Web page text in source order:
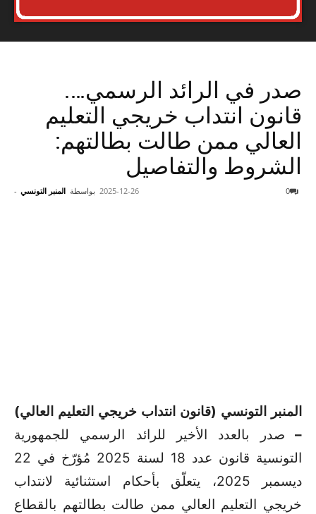
صدر في الرائد الرسمي….
قانون انتداب خريجي التعليم
العالي ممن طالت بطالتهم:
الشروط والتفاصيل
بواسطة المنبر التونسي - 2025-12-26 0
المنبر التونسي (قانون انتداب خريجي التعليم العالي)
– صدر بالعدد الأخير للرائد الرسمي للجمهورية
التونسية قانون عدد 18 لسنة 2025 مُؤرّخ في 22
ديسمبر 2025، يتعلّق بأحكام استثنائية لانتداب
خريجي التعليم العالي ممن طالت بطالتهم بالقطاع